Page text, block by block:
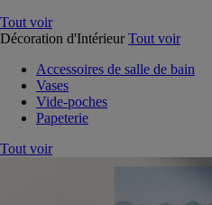
Tout voir
Décoration d'Intérieur Tout voir
Accessoires de salle de bain
Vases
Vide-poches
Papeterie
Tout voir